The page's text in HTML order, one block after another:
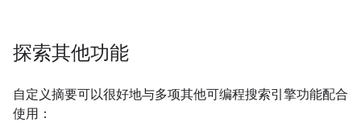
探索其他功能
自定义摘要可以很好地与多项其他可编程搜索引擎功能配合
使用：